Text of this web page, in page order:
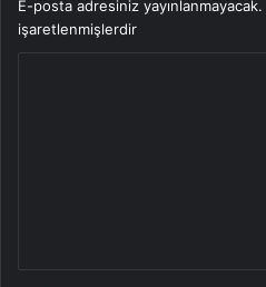
E-posta adresiniz yayınlanmayacak.
işaretlenmişlerdir